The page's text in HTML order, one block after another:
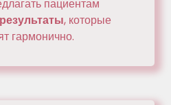
пациентам
, которые
гармонично.